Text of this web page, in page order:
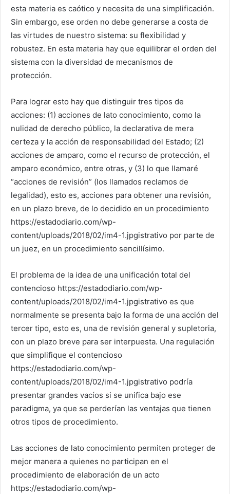
esta materia es caótico y necesita de una simplificación.
Sin embargo, ese orden no debe generarse a costa de
las virtudes de nuestro sistema: su flexibilidad y
robustez. En esta materia hay que equilibrar el orden del
sistema con la diversidad de mecanismos de
protección.
Para lograr esto hay que distinguir tres tipos de
acciones: (1) acciones de lato conocimiento, como la
nulidad de derecho público, la declarativa de mera
certeza y la acción de responsabilidad del Estado; (2)
acciones de amparo, como el recurso de protección, el
amparo económico, entre otras, y (3) lo que llamaré
“acciones de revisión” (los llamados reclamos de
legalidad), esto es, acciones para obtener una revisión,
en un plazo breve, de lo decidido en un procedimiento
https://estadodiario.com/wp-
content/uploads/2018/02/im4-1.jpgistrativo por parte de
un juez, en un procedimiento sencillísimo.
El problema de la idea de una unificación total del
contencioso https://estadodiario.com/wp-
content/uploads/2018/02/im4-1.jpgistrativo es que
normalmente se presenta bajo la forma de una acción del
tercer tipo, esto es, una de revisión general y supletoria,
con un plazo breve para ser interpuesta. Una regulación
que simplifique el contencioso
https://estadodiario.com/wp-
content/uploads/2018/02/im4-1.jpgistrativo podría
presentar grandes vacíos si se unifica bajo ese
paradigma, ya que se perderían las ventajas que tienen
otros tipos de procedimiento.
Las acciones de lato conocimiento permiten proteger de
mejor manera a quienes no participan en el
procedimiento de elaboración de un acto
https://estadodiario.com/wp-